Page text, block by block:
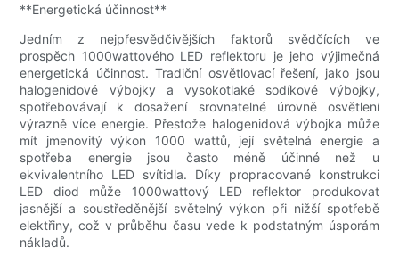
**Energetická účinnost**
Jedním z nejpřesvědčivějších faktorů svědčících ve
prospěch 1000wattového LED reflektoru je jeho výjimečná
energetická účinnost. Tradiční osvětlovací řešení, jako jsou
halogenidové výbojky a vysokotlaké sodíkové výbojky,
spotřebovávají k dosažení srovnatelné úrovně osvětlení
výrazně více energie. Přestože halogenidová výbojka může
mít jmenovitý výkon 1000 wattů, její světelná energie a
spotřeba energie jsou často méně účinné než u
ekvivalentního LED svítidla. Díky propracované konstrukci
LED diod může 1000wattový LED reflektor produkovat
jasnější a soustředěnější světelný výkon při nižší spotřebě
elektřiny, což v průběhu času vede k podstatným úsporám
nákladů.